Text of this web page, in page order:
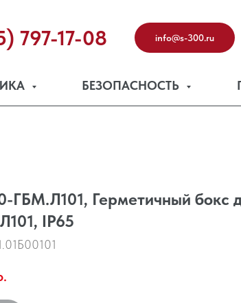
797-17-08 info@s-300.ru
БЕЗОПАСНОСТЬ
Герметичный бокс
IP65